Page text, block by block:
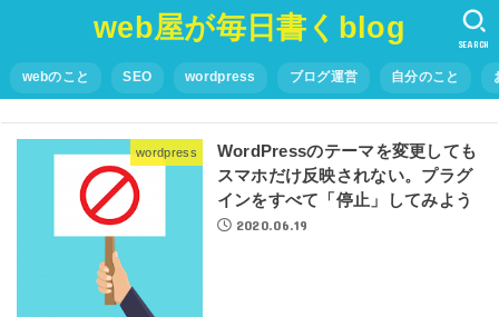
web屋が毎日書くblog
webのこと SEO wordpress ブログ運営 自分のこと
SEARCH
wordpress
WordPressのテーマを変更しても
スマホだけ反映されない。プラグ
インをすべて「停止」してみよう
2020.06.19